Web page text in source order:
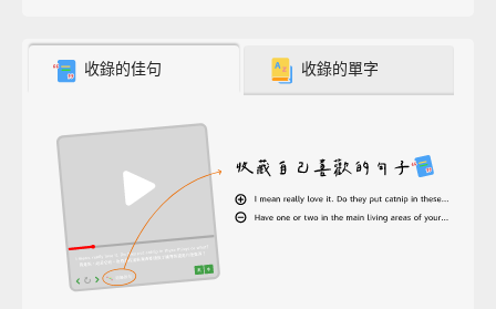
收錄的佳句 收錄的單字